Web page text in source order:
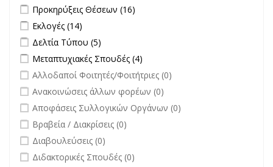
Apply Προκηρύξεις Θέσεων filter
Προκηρύξεις Θέσεων (16)
Apply Εκλογές filter
Εκλογές (14)
Apply Δελτία Τύπου filter
Δελτία Τύπου (5)
Apply Μεταπτυχιακές Σπουδές filter
Μεταπτυχιακές Σπουδές (4)
undefined
Αλλοδαποί Φοιτητές/Φοιτήτριες (0)
undefined
Ανακοινώσεις άλλων φορέων (0)
undefined
Αποφάσεις Συλλογικών Οργάνων (0)
undefined
Βραβεία / Διακρίσεις (0)
undefined
Διαβουλεύσεις (0)
undefined
Διδακτορικές Σπουδές (0)